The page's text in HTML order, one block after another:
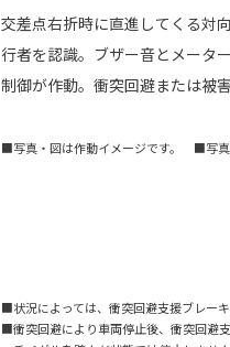
交差点右折時に直進してくる対
行者を認識。ブザー音とメータ
制御が作動。衝突回避または被
■写真・図は作動イメージです。 ■写真
■状況によっては、衝突回避支援ブレー
■衝突回避により車両停止後、衝突回避